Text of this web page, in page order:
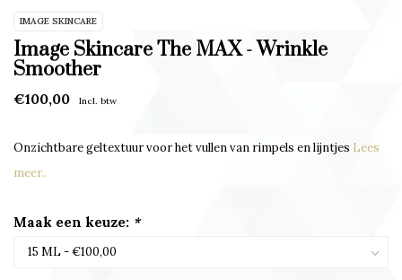
IMAGE SKINCARE
Image Skincare The MAX - Wrinkle
Smoother
€100,00 Incl. btw
Onzichtbare geltextuur voor het vullen van rimpels en lijntjes Lees
meer..
Maak een keuze: *